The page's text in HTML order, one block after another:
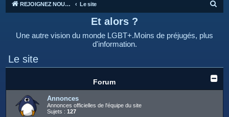
REJOIGNEZ NOUS SUR DISCORD : https://discord.gg/4C2Bvub Le site
h
Et alors ?
Une autre vision du monde LGBT+.Moins de préjugés, plus
d'information.
Le site
Forum
Annonces
Annonces officielles de l'équipe du site
Sujets : 127